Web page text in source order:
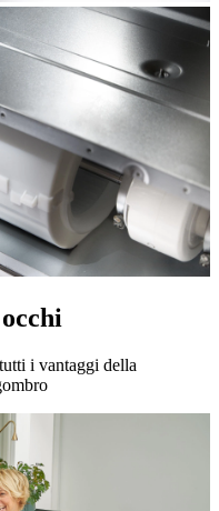
i vantaggi della